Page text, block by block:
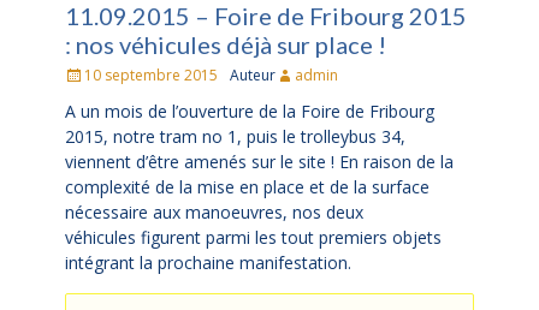
11.09.2015 – Foire de Fribourg 2015
: nos véhicules déjà sur place !
Posté10 septembre 2015 Auteur admin
A un mois de l’ouverture de la Foire de Fribourg
2015, notre tram no 1, puis le trolleybus 34,
viennent d’être amenés sur le site ! En raison de la
complexité de la mise en place et de la surface
nécessaire aux manoeuvres, nos deux
véhicules figurent parmi les tout premiers objets
intégrant la prochaine manifestation.